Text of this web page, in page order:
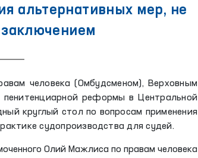
альтернативных мер, не
человека (Омбудсменом), Верховным
реформы в Центральной
круглый стол по вопросам применения
судопроизводства для судей.
Олий Мажлиса по правам человека